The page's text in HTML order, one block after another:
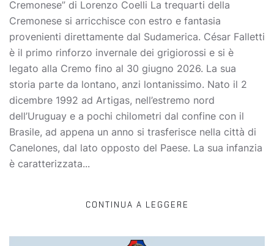
Cremonese” di Lorenzo Coelli La trequarti della
Cremonese si arricchisce con estro e fantasia
provenienti direttamente dal Sudamerica. César Falletti
è il primo rinforzo invernale dei grigiorossi e si è
legato alla Cremo fino al 30 giugno 2026. La sua
storia parte da lontano, anzi lontanissimo. Nato il 2
dicembre 1992 ad Artigas, nell’estremo nord
dell’Uruguay e a pochi chilometri dal confine con il
Brasile, ad appena un anno si trasferisce nella città di
Canelones, dal lato opposto del Paese. La sua infanzia
è caratterizzata...
CONTINUA A LEGGERE